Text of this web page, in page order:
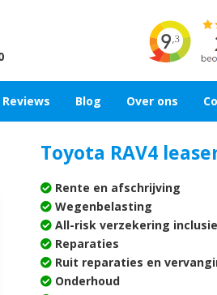
Reviews Blog Over ons
Toyota RAV4
Rente en afschrijving
Wegenbelasting
All-risk verzekering
Reparaties
Ruit reparaties en
Onderhoud